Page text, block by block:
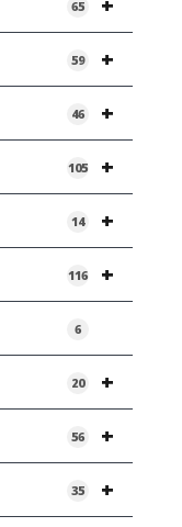
65
+
59
+
46
+
105
+
14
+
116
6
+
20
+
56
+
35